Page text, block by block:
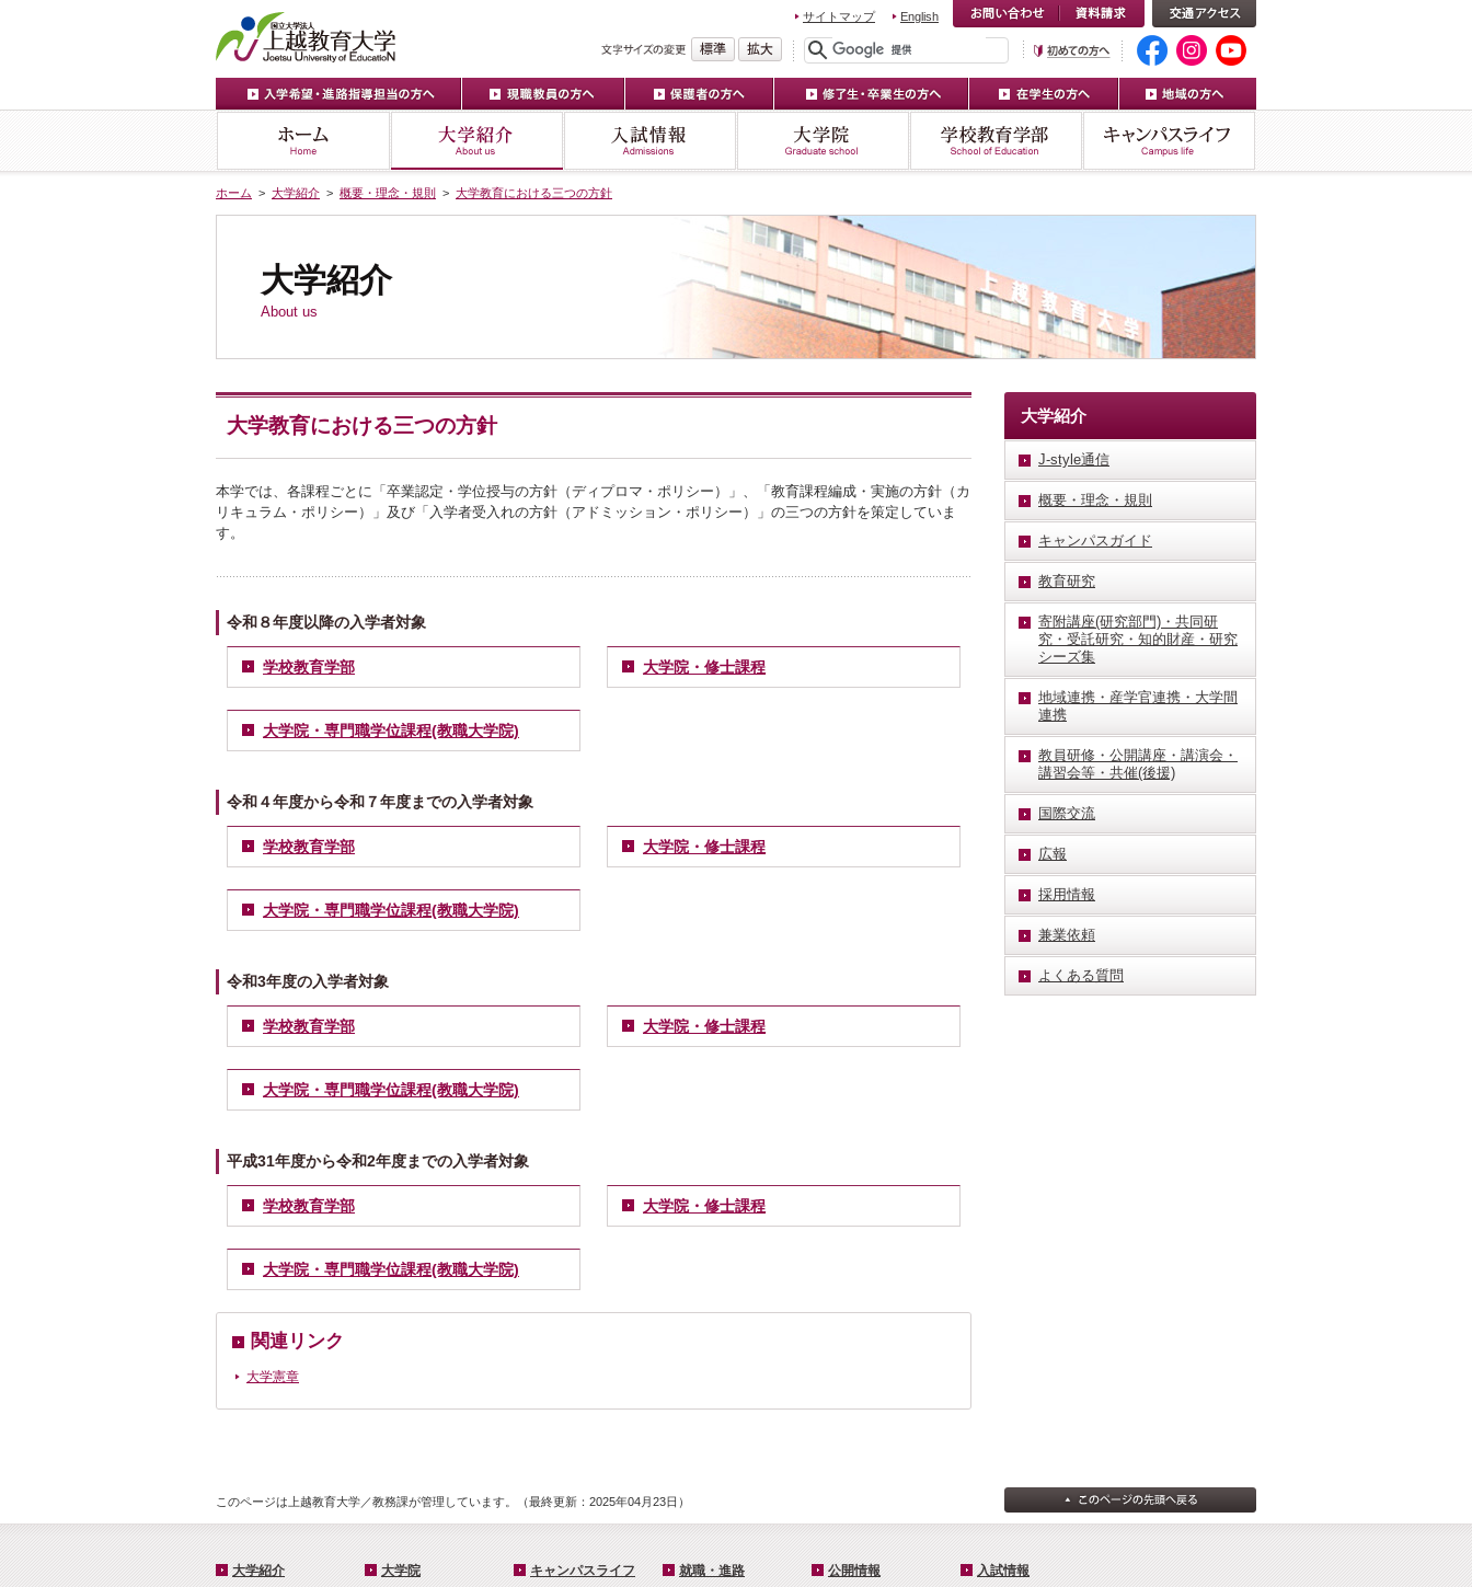
サイトマップ English
ホーム > 大学紹介 > 概要・理念・規則 > 大学教育における三つの方針
大学紹介
About us
大学教育における三つの方針
本学では、各課程ごとに「卒業認定・学位授与の方針（ディプロマ・ポリシー）」、「教育課程編成・実施の方針（カ
リキュラム・ポリシー）」及び「入学者受入れの方針（アドミッション・ポリシー）」の三つの方針を策定していま
す。
令和８年度以降の入学者対象
学校教育学部 大学院・修士課程
大学院・専門職学位課程(教職大学院)
令和４年度から令和７年度までの入学者対象
学校教育学部 大学院・修士課程
大学院・専門職学位課程(教職大学院)
令和3年度の入学者対象
学校教育学部 大学院・修士課程
大学院・専門職学位課程(教職大学院)
平成31年度から令和2年度までの入学者対象
学校教育学部 大学院・修士課程
大学院・専門職学位課程(教職大学院)
関連リンク
大学憲章
大学紹介
J-style通信
概要・理念・規則
キャンパスガイド
教育研究
寄附講座(研究部門)・共同研
究・受託研究・知的財産・研究
シーズ集
地域連携・産学官連携・大学間
連携
教員研修・公開講座・講演会・
講習会等・共催(後援)
国際交流
広報
採用情報
兼業依頼
よくある質問
このページは上越教育大学／教務課が管理しています。（最終更新：2025年04月23日）
大学紹介
大学院
キャンパスライフ
就職・進路
公開情報
入試情報